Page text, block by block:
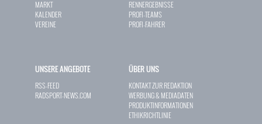
MARKT
KALENDER
VEREINE
RENNERGEBNISSE
PROFI-TEAMS
PROFI-FAHRER
UNSERE ANGEBOTE
RSS-FEED
RADSPORT-NEWS.COM
ÜBER UNS
KONTAKT ZUR REDAKTION
WERBUNG & MEDIADATEN
PRODUKTINFORMATIONEN
ETHIKRICHTLINIE